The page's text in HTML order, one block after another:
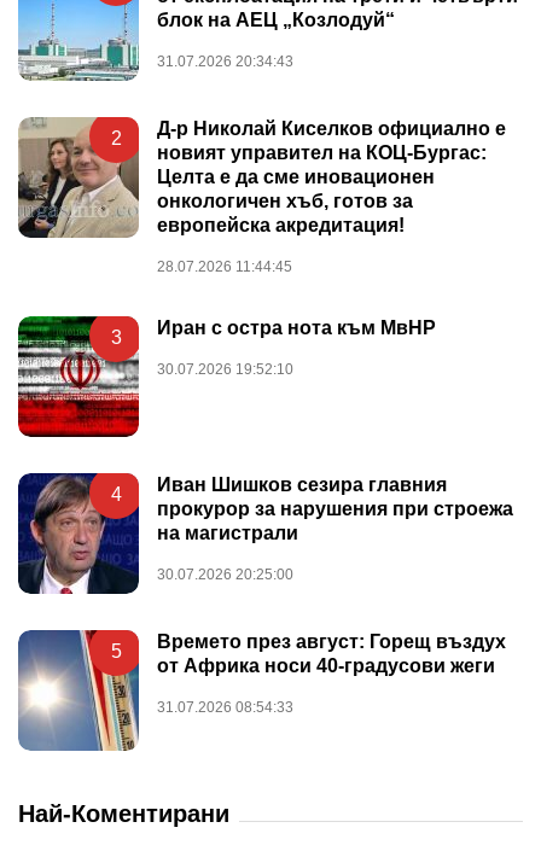
блок на АЕЦ „Козлодуй“
31.07.2026 20:34:43
2
Д-р Николай Киселков официално е
новият управител на КОЦ-Бургас:
Целта е да сме иновационен
онкологичен хъб, готов за
европейска акредитация!
28.07.2026 11:44:45
3 Иран с остра нота към МвНР
30.07.2026 19:52:10
4
Иван Шишков сезира главния
прокурор за нарушения при строежа
на магистрали
30.07.2026 20:25:00
5
Времето през август: Горещ въздух
от Африка носи 40-градусови жеги
31.07.2026 08:54:33
Най-Коментирани